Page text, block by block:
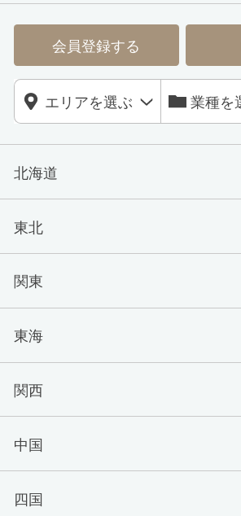
会員登録する
北海道
東北
関東
東海
関西
中国
四国